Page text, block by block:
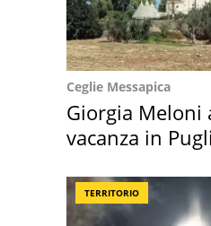
Ceglie Messapica
Giorgia Meloni
vacanza in
TERRITORIO